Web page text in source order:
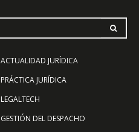
ACTUALIDAD JURÍDICA
PRÁCTICA JURÍDICA
LEGALTECH
GESTIÓN DEL DESPACHO